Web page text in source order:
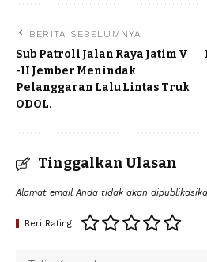
BERITA SEBELUMNYA
Sub Patroli Jalan Raya Jatim V
-II Jember Menindak
Pelanggaran Lalu Lintas Truk
ODOL.
Tinggalkan Ulasan
Alamat email Anda tidak akan
Beri Rating